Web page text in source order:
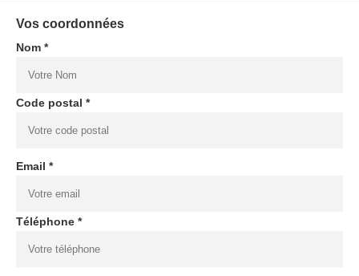
Vos coordonnées
Nom *
Code postal *
Email *
Téléphone *